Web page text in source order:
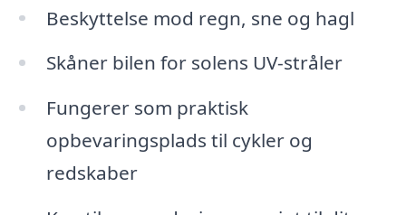
Beskyttelse mod regn, sne og hagl
Skåner bilen for solens UV-stråler
Fungerer som praktisk
opbevaringsplads til cykler og
redskaber